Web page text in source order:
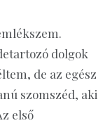
dolgok
de az egész
szomszéd, aki
első